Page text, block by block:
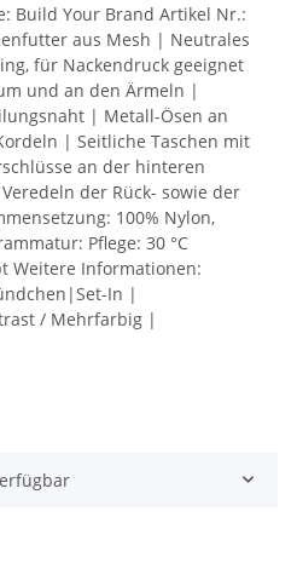
Build Your Brand Artikel Nr.:
aus Mesh | Neutrales
für Nackendruck geeignet
und an den Ärmeln |
| Metall-Ösen an
| Seitliche Taschen mit
an der hinteren
der Rück- sowie der
100% Nylon,
Pflege: 30 °C
Weitere Informationen:
In |
/ Mehrfarbig |